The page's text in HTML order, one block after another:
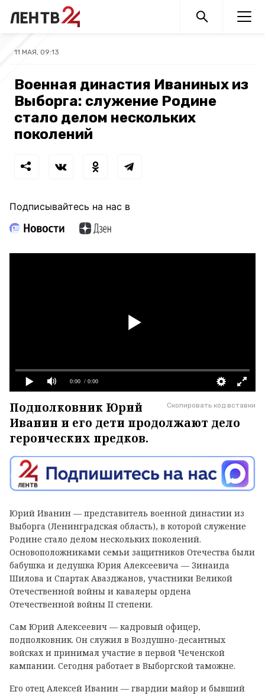
11 МАЯ, 09:13
Военная династия Иваниных из
Выборга: служение Родине
стало делом нескольких
поколений
Подписывайтесь на нас в
0:00 / 0:00
Скопировать код вставки
Подполковник Юрий
Иванин и его дети продолжают дело
героических предков.
Юрий Иванин — представитель военной династии из
Выборга (Ленинградская область), в которой служение
Родине стало делом нескольких поколений.
Основоположниками семьи защитников Отечества были
бабушка и дедушка Юрия Алексеевича — Зинаида
Шилова и Спартак Авазджанов, участники Великой
Отечественной войны и кавалеры ордена
Отечественной войны II степени.
Сам Юрий Алексеевич — кадровый офицер,
подполковник. Он служил в Воздушно-десантных
войсках и принимал участие в первой Чеченской
кампании. Сегодня работает в Выборгской таможне.
Его отец Алексей Иванин — гвардии майор и бывший